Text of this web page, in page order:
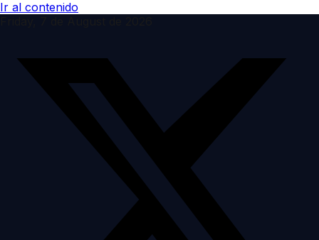
Ir al contenido